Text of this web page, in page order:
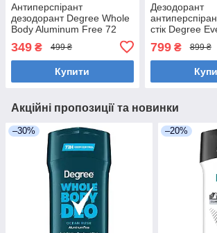
Антиперспірант
дезодорант Degree Whole
Body Aluminum Free 72
Deodorant 85 грам
349 ₴ 499 ₴
Купити
Дезодорант
стік Degree
MotionSense
по 76 грам
799₴ 899 ₴
Акційні пропозиції та новинки
–30% –20%